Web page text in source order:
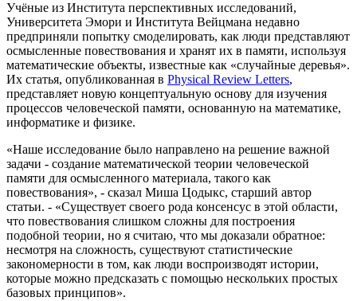
Учёные из Института перспективных исследований,
Университета Эмори и Института Вейцмана недавно
предприняли попытку смоделировать, как люди представляют
осмысленные повествования и хранят их в памяти, используя
математические объекты, известные как «случайные деревья».
Их статья, опубликованная в Physical Review Letters,
представляет новую концептуальную основу для изучения
процессов человеческой памяти, основанную на математике,
информатике и физике.
«Наше исследование было направлено на решение важной
задачи - создание математической теории человеческой
памяти для осмысленного материала, такого как
повествования», - сказал Миша Цодыкс, старший автор
статьи. - «Существует своего рода консенсус в этой области,
что повествования слишком сложны для построения
подобной теории, но я считаю, что мы доказали обратное:
несмотря на сложность, существуют статистические
закономерности в том, как люди воспроизводят истории,
которые можно предсказать с помощью нескольких простых
базовых принципов».